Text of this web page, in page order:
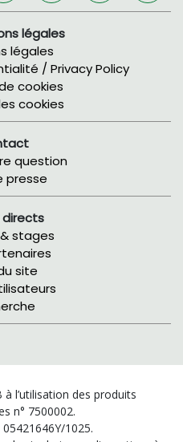
légales
légales
/ Privacy Policy
cookies
cookies
question
presse
directs
stages
site
à l’utilisation des produits
n° 7500002.
1025.